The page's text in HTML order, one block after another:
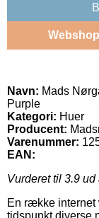
Webshop
Navn: Mads
Purple
Kategori: Huer
Producent:
Varenummer:
EAN:
Vurderet til 3.9 ud
En række
tidspunkt diverse